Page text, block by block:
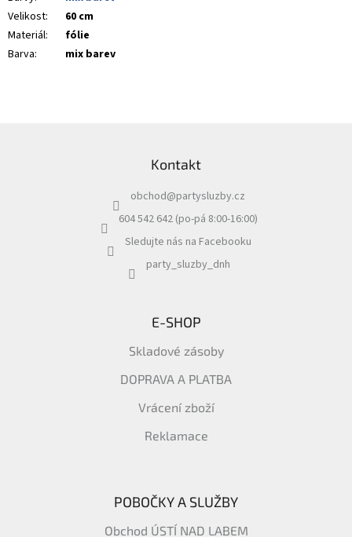
Velikost:
60 cm
Materiál:
fólie
Barva: mix barev
Kontakt
obchod@partysluzby.cz
604 542 642 (po-pá 8:00-16:00)
Sledujte nás na Facebooku
party_sluzby_dnh
E-SHOP
Skladové zásoby
DOPRAVA A PLATBA
Vrácení zboží
Reklamace
POBOČKY A SLUŽBY
Obchod ÚSTÍ NAD LABEM